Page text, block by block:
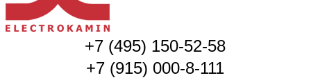
+7 (495) 150-52-58
+7 (915) 000-8-111